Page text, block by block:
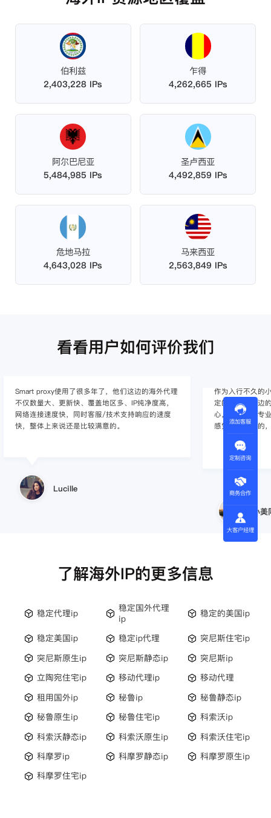
伯利兹
2,403,228 IPs
乍得
4,262,665 IPs
阿尔巴尼亚
5,484,985 IPs
圣卢西亚
4,492,859 IPs
危地马拉
4,643,028 IPs
马来西亚
2,563,849 IPs
看看用户如何评价我们
Smart proxy使用了很多年了，他们这边的海外代理
不仅数量大、更新快、覆盖地区多、IP纯净度高，
网络连接速度快，同时客服/技术支持响应的速度
快，整体上来说还是比较满意的。
Lucille
作为入行不久的
定的难度，这边
心，并且非常专
感觉还是不错的
小
了解海外IP的更多信息
稳定代理ip
稳定国外代理
ip
稳定的美国ip
稳定美国ip 稳定ip代理
突尼斯住宅ip
突尼斯原生ip
突尼斯静态ip
突尼斯ip
立陶宛住宅ip
移动代理ip
移动代理
租用国外ip
秘鲁ip
秘鲁静态ip
秘鲁原生ip
秘鲁住宅ip
科索沃ip
科索沃静态ip
科索沃原生ip
科索沃住宅ip
科摩罗ip
科摩罗静态ip
科摩罗原生ip
科摩罗住宅ip
添加客服
定制咨询
商务合作
大客户经理